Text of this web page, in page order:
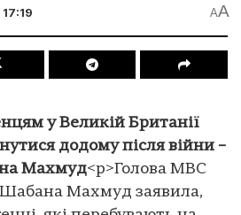
AA
у Великій Британії
додому після війни –
Махмуд<p>Голова МВС
Шабана Махмуд заявила,